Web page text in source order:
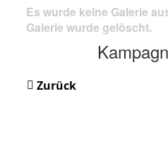
Es wurde keine Galerie
Galerie wurde gelöscht.
Zurück